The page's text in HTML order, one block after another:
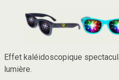
Effet kaléidoscopique
lumière.